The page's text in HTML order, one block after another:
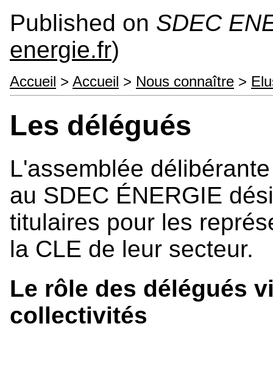
Published on SDEC
energie.fr)
Accueil > Accueil > Nous connaître >
Les délégués
L'assemblée
au SDEC ÉNERGIE
titulaires pour les
la CLE de leur secteur.
Le rôle des délégués
collectivités